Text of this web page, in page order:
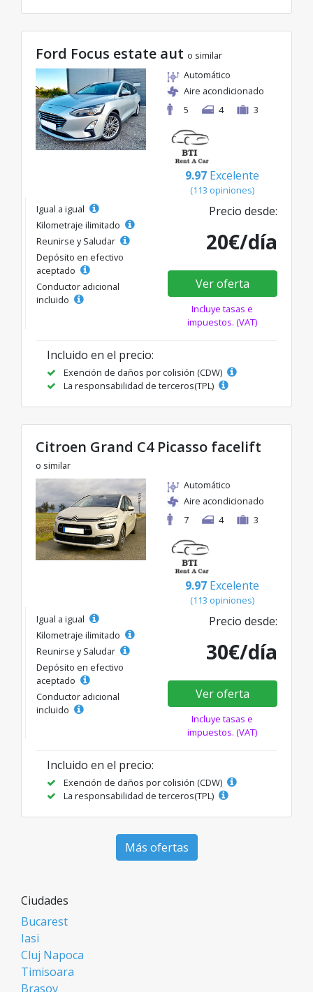
Ford Focus estate aut o similar
Automático
Aire acondicionado
5
4 3
9.97 Excelente
(113 opiniones)
Igual a igual
Kilometraje ilimitado
Reunirse y Saludar
Depósito en efectivo
aceptado
Conductor adicional
incluido
Precio desde:
20€/día
Ver oferta
Incluye tasas e
impuestos. (VAT)
Incluido en el precio:
Exención de daños por colisión (CDW)
La responsabilidad de terceros(TPL)
Citroen Grand C4 Picasso facelift
o similar
Automático
Aire acondicionado
7
4 3
9.97 Excelente
(113 opiniones)
Igual a igual
Kilometraje ilimitado
Reunirse y Saludar
Depósito en efectivo
aceptado
Conductor adicional
incluido
Precio desde:
30€/día
Ver oferta
Incluye tasas e
impuestos. (VAT)
Incluido en el precio:
Exención de daños por colisión (CDW)
La responsabilidad de terceros(TPL)
Más ofertas
Ciudades
Bucarest
Iasi
Cluj Napoca
Timisoara
Brasov